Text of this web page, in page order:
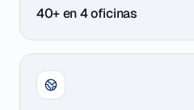
40+ en 4 oficinas